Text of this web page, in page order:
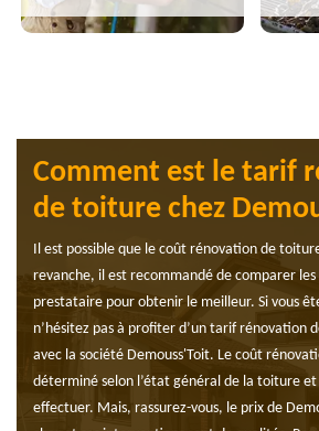
Comment est le tarif
de toiture chez
Il est possible que le coût rénovation de
revanche, il est recommandé de comparer
prestataire pour obtenir le meilleur. Si vous
n’hésitez pas à profiter d’un tarif rénovation
avec la société Demouss'Toit. Le coût
déterminé selon l’état général de la toiture et
effectuer. Mais, rassurez-vous, le prix de